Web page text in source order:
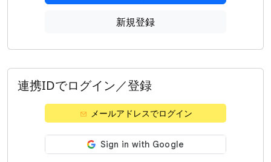
新規登録
連携IDでログイン／登録
メールアドレスでログイン